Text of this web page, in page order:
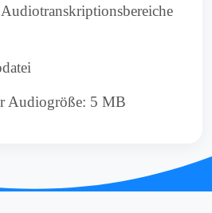
Audiogröße: 5 MB